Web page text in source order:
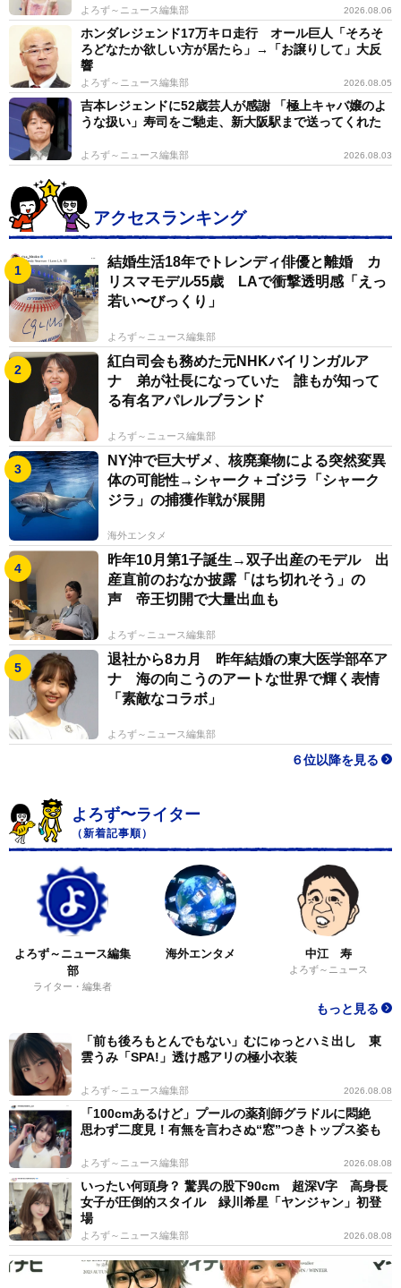
よろず～ニュース編集部 2026.08.06
ホンダレジェンド17万キロ走行 オール巨人「そろそ
ろどなたか欲しい方が居たら」→「お譲りして」大反
響
よろず～ニュース編集部 2026.08.05
吉本レジェンドに52歳芸人が感謝 「極上キャバ嬢のよ
うな扱い」寿司をご馳走、新大阪駅まで送ってくれた
よろず～ニュース編集部 2026.08.03
アクセスランキング
結婚生活18年でトレンディ俳優と離婚 カ
リスマモデル55歳 LAで衝撃透明感「えっ
若い〜びっくり」
よろず～ニュース編集部
紅白司会も務めた元NHKバイリンガルア
ナ 弟が社長になっていた 誰もが知って
る有名アパレルブランド
よろず～ニュース編集部
NY沖で巨大ザメ、核廃棄物による突然変異
体の可能性→シャーク＋ゴジラ「シャーク
ジラ」の捕獲作戦が展開
海外エンタメ
昨年10月第1子誕生→双子出産のモデル 出
産直前のおなか披露「はち切れそう」の
声 帝王切開で大量出血も
よろず～ニュース編集部
退社から8カ月 昨年結婚の東大医学部卒ア
ナ 海の向こうのアートな世界で輝く表情
「素敵なコラボ」
よろず～ニュース編集部
６位以降を見る
よろず〜ライター
（新着記事順）
よろず～ニュース編集
部
ライター・編集者
海外エンタメ 中江 寿
よろず～ニュース
もっと見る
「前も後ろもとんでもない」むにゅっとハミ出し 東
雲うみ「SPA!」透け感アリの極小衣装
よろず～ニュース編集部 2026.08.08
「100cmあるけど」プールの薬剤師グラドルに悶絶
思わず二度見！有無を言わさぬ“窓”つきトップス姿も
よろず～ニュース編集部 2026.08.08
いったい何頭身？ 驚異の股下90cm 超深V字 高身長
女子が圧倒的スタイル 緑川希星「ヤンジャン」初登
場
よろず～ニュース編集部 2026.08.08